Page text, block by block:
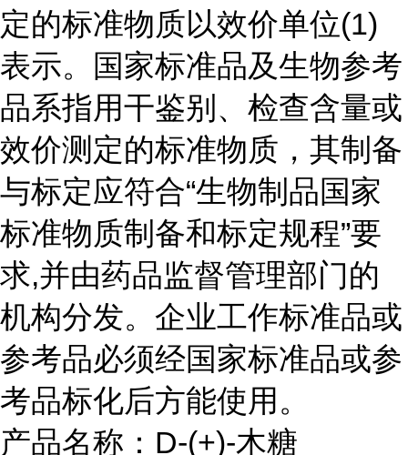
定的标准物质以效价单位(1)
表示。国家标准品及生物参考
品系指用干鉴别、检查含量或
效价测定的标准物质，其制备
与标定应符合“生物制品国家
标准物质制备和标定规程”要
求,并由药品监督管理部门的
机构分发。企业工作标准品或
参考品必须经国家标准品或参
考品标化后方能使用。
产品名称：D-(+)-木糖